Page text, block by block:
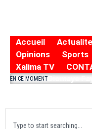
Accueil
Opinions
Sports
Xalima TV
EN CE MOMENTDiomaye